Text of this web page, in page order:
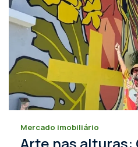
Mercado imobiliário